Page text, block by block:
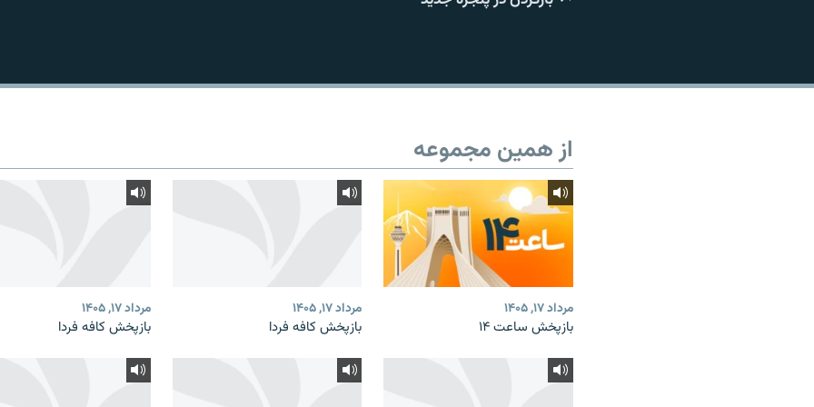
از همین مجموعه
مرداد ۱۷, ۱۴۰۵
بازپخش ساعت ۱۴
مرداد ۱۷, ۱۴۰۵
بازپخش کافه فردا
مرداد ۱۷, ۱۴۰۵
بازپخش کافه فردا